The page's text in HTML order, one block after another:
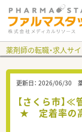
薬剤師の転職・求人サ
更新日： 2026/06/30
【さくら市】
★ 定着率の